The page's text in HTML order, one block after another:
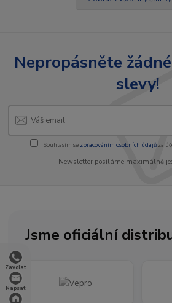
Zavolat
Napsat
Nepropásněte
slevy!
Souhlasím se zpracováním osobních údajůza
Newsletter posíláme maximálně
Jsme oficiální